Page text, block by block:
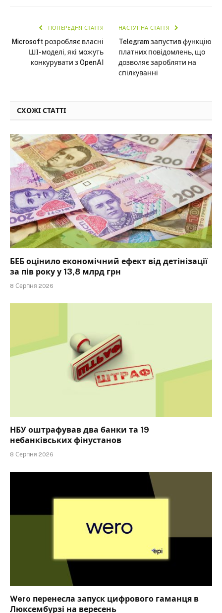
ПОПЕРЕДНЯ СТАТТЯ
Microsoft розробляє власні
ШІ-моделі, які можуть
конкурувати з OpenAI
НАСТУПНА СТАТТЯ
Telegram запустив функцію
платних повідомлень, що
дозволяє заробляти на
спілкуванні
СХОЖІ СТАТТІ
БЕБ оцінило економічний ефект від детінізації
за пів року у 13,8 млрд грн
8 Серпня 2026
НБУ оштрафував два банки та 19
небанківських фінустанов
8 Серпня 2026
Wero перенесла запуск цифрового гаманця в
Люксембурзі на вересень